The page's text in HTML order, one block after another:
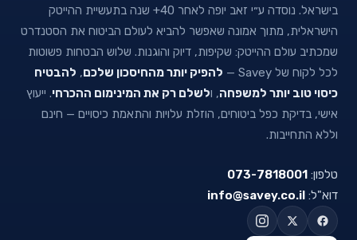
בישראל. נוסדה ע״י זאב יופה לאחר 40+ שנה בתעשיית ההייטק
הישראלית, מתוך אמונה שאפשר להביא לעולם הביטוח את הסטנדרט
שמכתיב עולם ההייטק: שקיפות, דיוק והוגנות. שלוש הבטחות פשוטות
לכל לקוח של Savey —
להפיק יותר מהחיסכון שלכם, להבטיח
כיסוי טוב יותר למשפחה, ולשלם רק את המינימום ההכרחי. ייעוץ
אישי, בדיקת כפל ביטוחים, הוזלת עלויות והתאמת כיסויים — חינם
וללא התחייבות.
טלפון: 073-7818001
דוא"ל: info@savey.co.il